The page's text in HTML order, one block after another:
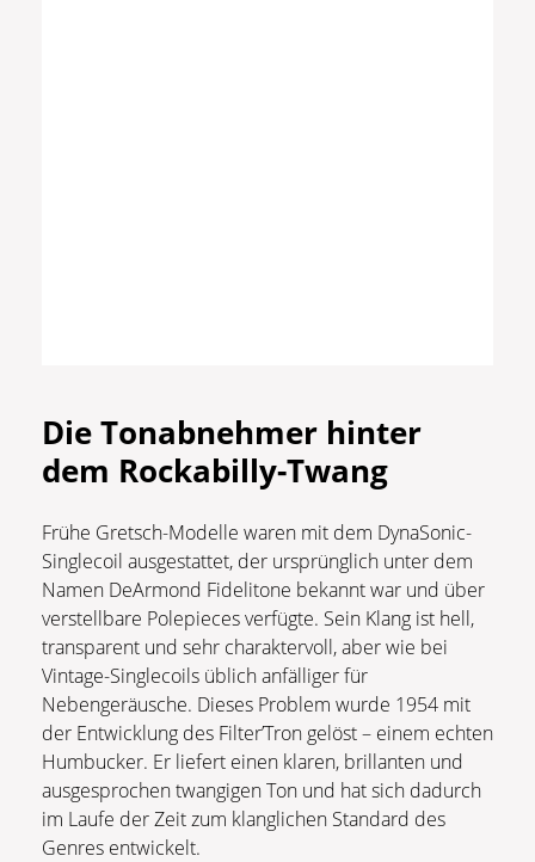
Die Tonabnehmer hinter
dem Rockabilly-Twang
Frühe Gretsch-Modelle waren mit dem DynaSonic-
Singlecoil ausgestattet, der ursprünglich unter dem
Namen DeArmond Fidelitone bekannt war und über
verstellbare Polepieces verfügte. Sein Klang ist hell,
transparent und sehr charaktervoll, aber wie bei
Vintage-Singlecoils üblich anfälliger für
Nebengeräusche. Dieses Problem wurde 1954 mit
der Entwicklung des Filter’Tron gelöst – einem echten
Humbucker. Er liefert einen klaren, brillanten und
ausgesprochen twangigen Ton und hat sich dadurch
im Laufe der Zeit zum klanglichen Standard des
Genres entwickelt.